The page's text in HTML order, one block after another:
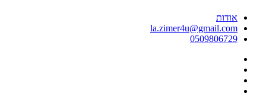
אודות
la.zimer4u@gmail.com
0509806729